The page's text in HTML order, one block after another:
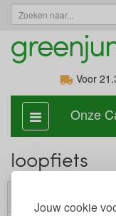
Jouw cookie
Voor
categorie
aan,
Onze
loopfiets